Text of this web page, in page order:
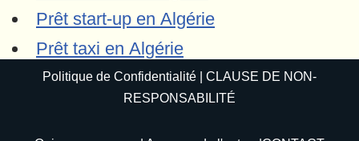
Prêt start-up en Algérie
Prêt taxi en Algérie
Politique de Confidentialité
CLAUSE DE NON-
RESPONSABILITÉ